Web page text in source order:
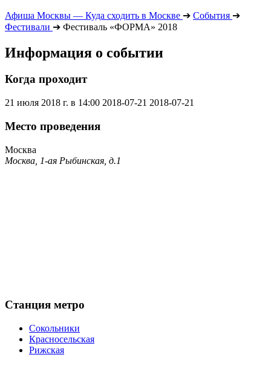
Афиша Москвы — Куда сходить в Москве ➔ События ➔
Фестивали ➔ Фестиваль «ФОРМА» 2018
Информация о событии
Когда проходит
21 июля 2018 г. в 14:00 2018-07-21 2018-07-21
Место проведения
Москва
Москва, 1-ая Рыбинская, д.1
Станция метро
Сокольники
Красносельская
Рижская